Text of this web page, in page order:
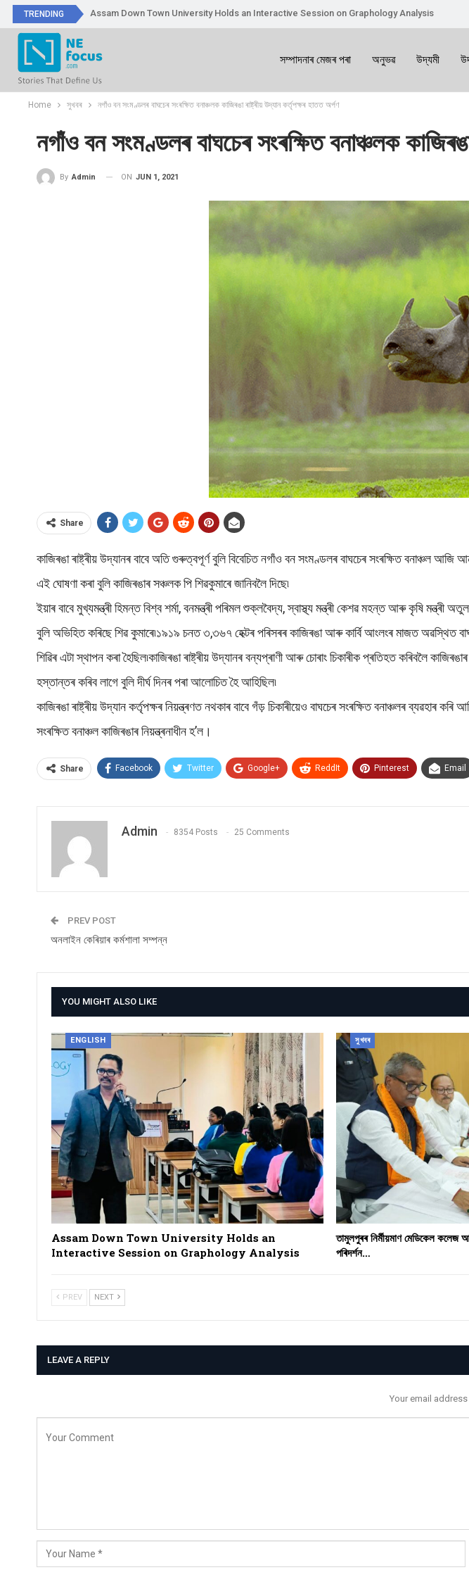
TRENDING Assam Down Town University Holds an Interactive Session on Graphology Analysis
সম্পাদনাৰ মেজৰ পৰা অনুভৱ উদ্যমী
Home সুখবৰ নগাঁও বন সংমণ্ডলৰ বাঘচেৰ সংৰক্ষিত বনাঞ্চলক কাজিৰঙা ৰাষ্ট্ৰীয় উদ্যান কৰ্তৃপক্ষৰ হাতত অৰ্পণ
নগাঁও বন সংমণ্ডলৰ বাঘচেৰ সংৰক্ষিত বনাঞ্চলক
By Admin ON JUN 1, 2021
Share
কাজিৰঙা ৰাষ্ট্ৰীয় উদ্যানৰ বাবে অতি গুৰুত্বপূৰ্ণ বুলি বিবেচিত নগাঁও বন সংমণ্ডলৰ বাঘচেৰ সংৰক্ষিত বনাঞ্চল
এই ঘোষণা কৰা বুলি কাজিৰঙাৰ সঞ্চলক পি শিৱকুমাৰে জানিবলৈ দিছে৷
ইয়াৰ বাবে মুখ্যমন্ত্ৰী হিমন্ত বিশ্ব শৰ্মা, বনমন্ত্ৰী পৰিমল শুক্লবৈদ্য, স্বাস্থ্য মন্ত্ৰী কেশৱ মহন্ত আৰু কৃষি
বুলি অভিহিত কৰিছে শিৱ কুমাৰে৷১৯১৯ চনত ৩,৩৬৭ হেক্টৰ পৰিসৰৰ কাজিৰঙা আৰু কাৰ্বি আংলংৰ মাজত অৱস্থিত
শিৱিৰ এটা স্থাপন কৰা হৈছিল৷কাজিৰঙা ৰাষ্ট্ৰীয় উদ্যানৰ বন্যপ্ৰাণী আৰু চোৰাং চিকাৰীক প্ৰতিহত কৰিবলৈ
হস্তান্তৰ কৰিব লাগে বুলি দীৰ্ঘ দিনৰ পৰা আলোচিত হৈ আহিছিল৷
কাজিৰঙা ৰাষ্ট্ৰীয় উদ্যান কৰ্তৃপক্ষৰ নিয়ন্ত্ৰণত নথকাৰ বাবে গঁড় চিকাৰীয়েও বাঘচেৰ সংৰক্ষিত বনাঞ্চলৰ ব্যৱহাৰ
সংৰক্ষিত বনাঞ্চল কাজিৰঙাৰ নিয়ন্ত্ৰনাধীন হ’ল।
Share Facebook Twitter Google+ ReddIt Pinterest Email
Admin 8354 Posts 25 Comments
PREV POST
অনলাইন কেৰিয়াৰ কৰ্মশালা সম্পন্ন
YOU MIGHT ALSO LIKE
ENGLISH
Assam Down Town University Holds an
Interactive Session on Graphology Analysis
সুখবৰ
তামুলপুৰৰ নিৰ্মীয়মাণ মেডিকেল কলেজ
পৰিদৰ্শন…
PREV NEXT
LEAVE A REPLY
Your email